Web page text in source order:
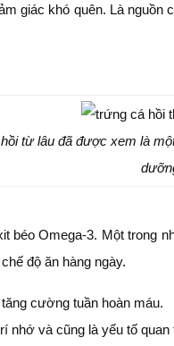
giác khó quên. Là
từ lâu đã được xem là
béo Omega-3. Một
độ ăn hàng ngày.
cường tuần hoàn máu.
và cũng là yếu tố